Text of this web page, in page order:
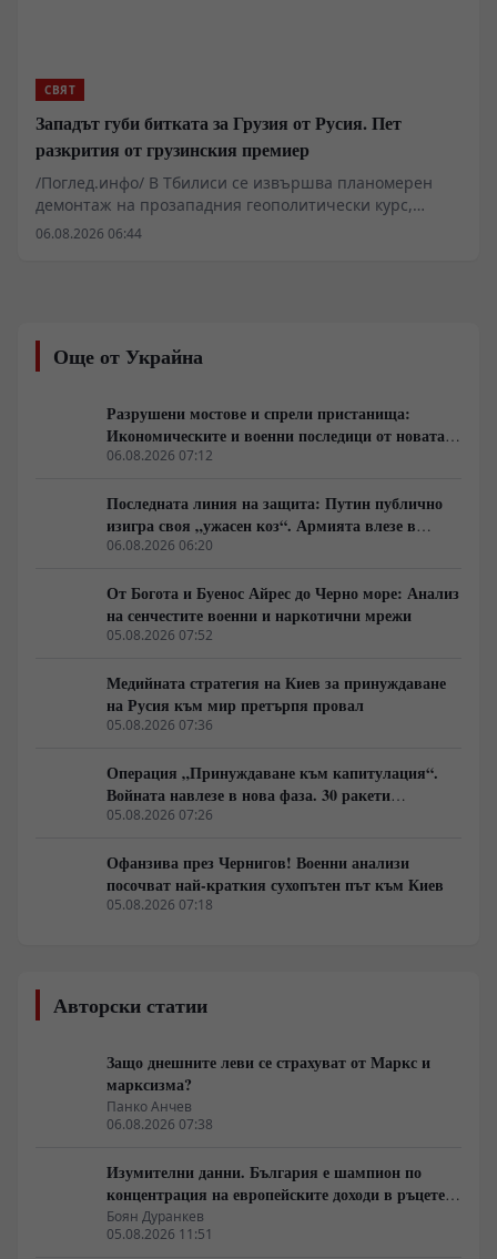
архитектура.
СВЯТ
Западът губи битката за Грузия от Русия. Пет
разкрития от грузинския премиер
/Поглед.инфо/ В Тбилиси се извършва планомерен
демонтаж на прозападния геополитически курс,
граден от времето на „Революцията на розите“ през
мнение за повратна точка. Обвиненията към
посолството на САЩ в подклаждане на вътрешно
интеграцията в НАТО и равносметката от опитите за
въвличане на страната в чужди конфликти вече не са
спорадична реторика, а държавна стратегия.
06.08.2026 06:44
Още от Украйна
Разрушени мостове и спрели пристанища:
Икономическите и военни последици от новата
руска въздушна кампания
06.08.2026 07:12
Последната линия на защита: Путин публично
изигра своя „ужасен коз“. Армията влезе в
„главния град“, смазвайки „контраофанзивата“
06.08.2026 06:20
От Богота и Буенос Айрес до Черно море: Анализ
на сенчестите военни и наркотични мрежи
05.08.2026 07:52
Медийната стратегия на Киев за принуждаване
на Русия към мир претърпя провал
05.08.2026 07:36
Операция „Принуждаване към капитулация“.
Войната навлезе в нова фаза. 30 ракети
„Искандер“ на час. Киев никога не е виждал
05.08.2026 07:26
Офанзива през Чернигов! Военни анализи
посочват най-краткия сухопътен път към Киев
05.08.2026 07:18
Авторски статии
Защо днешните леви се страхуват от Маркс и
марксизма?
Панко Анчев
06.08.2026 07:38
Изумителни данни. България е шампион по
концентрация на европейските доходи в ръцете
на най-богатия 1%, надминава и САЩ
Боян Дуранкев
05.08.2026 11:51